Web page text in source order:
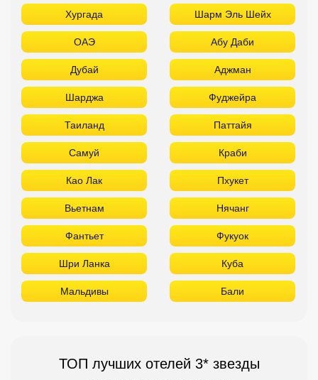
Самуй Краби
Као Лак Пхукет
Вьетнам Нячанг
Фантьет Фукуок
Шри Ланка Куба
Мальдивы Бали
ТОП лучших отелей 3* звезды
Используйте удобные фильтры
Турция Аланья
Белек